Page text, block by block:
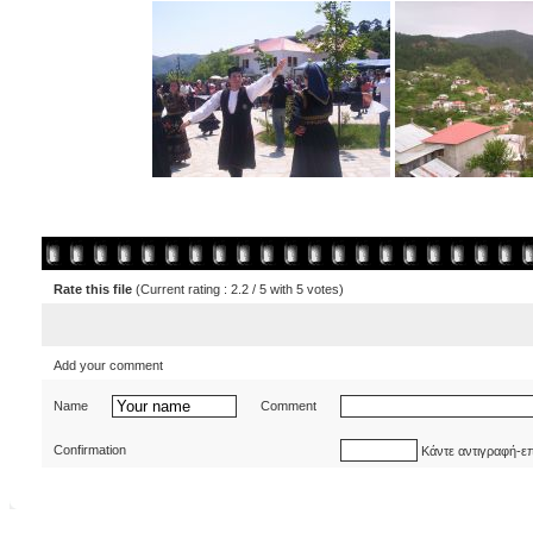
Rate this file (Current rating : 2.2 / 5 with 5 votes)
Add your comment
Name Comment
Confirmation Κάντε αντιγραφή-